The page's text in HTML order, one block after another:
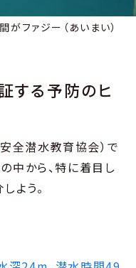
ファジー（あいまい）
する予防のヒ
全潜水教育協会）で
中から、特に着目し
よう。